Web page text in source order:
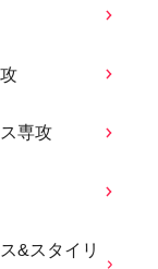
専攻
&スタイリ